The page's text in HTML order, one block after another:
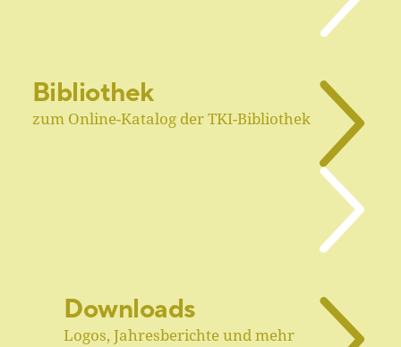
Bibliothek
zum Online-Katalog der TKI-Bibliothek
Downloads
Logos, Jahresberichte und mehr